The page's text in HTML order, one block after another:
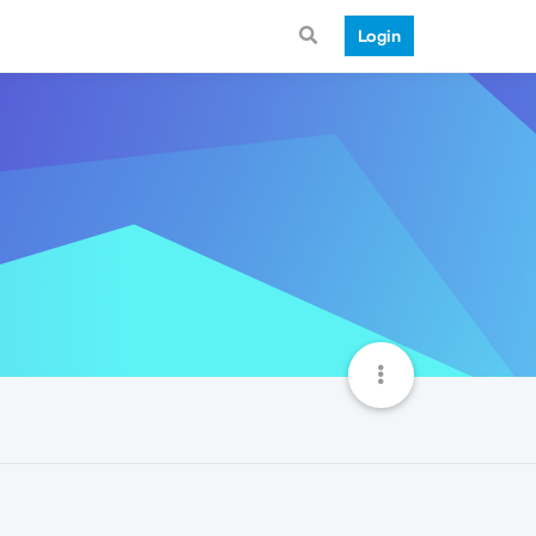
Login